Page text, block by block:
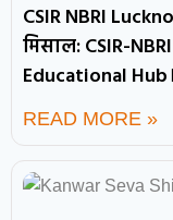
CSIR NBRI
मिसाल: CSIR-
Educational
READ MORE »